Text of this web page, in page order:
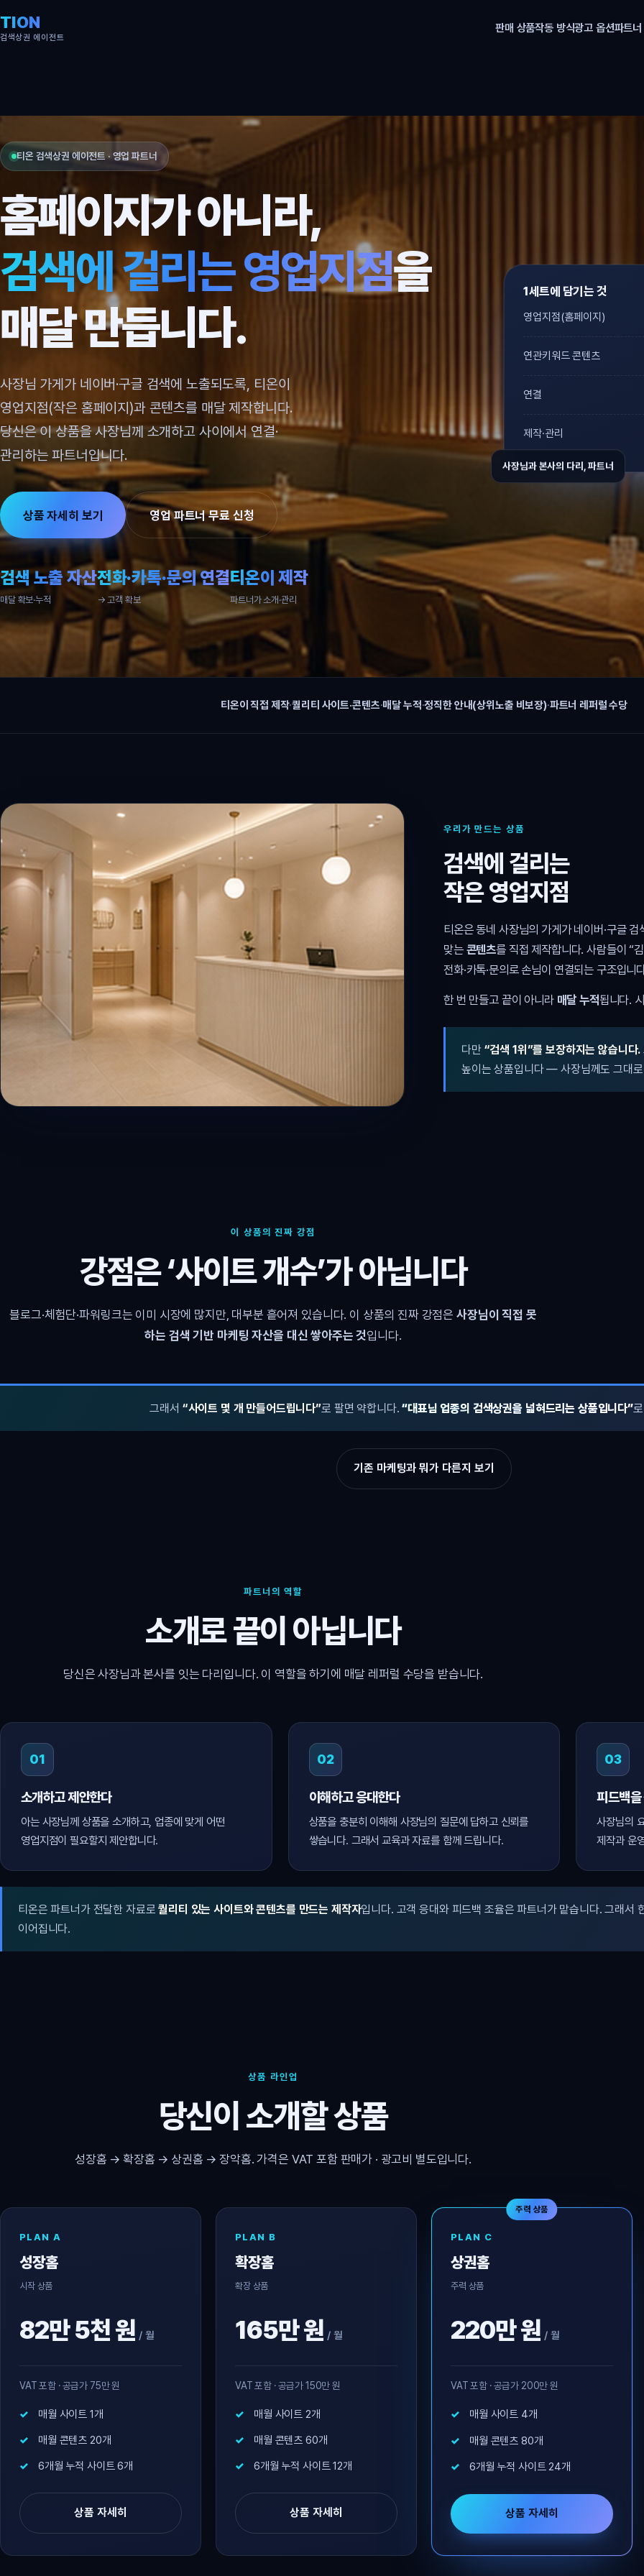
TION
검색상권 에이전트
판매 상품작동 방식광고 옵션파트
티온 검색상권 에이전트 · 영업 파트너
홈페이지가 아니라,
검색에 걸리는 영업지점을
매달 만듭니다.
사장님 가게가 네이버·구글 검색에 노출되도록, 티온이
영업지점(작은 홈페이지)과 콘텐츠를 매달 제작합니다.
당신은 이 상품을 사장님께 소개하고 사이에서 연결·
관리하는 파트너입니다.
상품 자세히 보기 영업 파트너 무료 신청
검색 노출 자산
매달 확보·누적
전화·카톡·문의 연결
→ 고객 확보
티온이 제작
파트너가 소개·관리
1세트에 담기는 것
영업지점(홈페이지)
연관키워드 콘텐츠
연결
제작·관리
사장님과 본사의 다리, 파트너
티온이 직접 제작·퀄리티 사이트·콘텐츠·매달 누적·정직한 안내(상위노출 비보장)·파트너 레퍼럴 수당
우리가 만드는 상품
검색에 걸리는
작은 영업지점
티온은 동네 사장님의 가게가 네이버·구글
맞는 콘텐츠를 직접 제작합니다. 사람들이 “
전화·카톡·문의로 손님이 연결되는 구조입니
한 번 만들고 끝이 아니라 매달 누적됩니다.
다만 “검색 1위”를 보장하지는 않습니다.
높이는 상품입니다 — 사장님께도 그대
이 상품의 진짜 강점
강점은 ‘사이트 개수’가 아닙니다
블로그·체험단·파워링크는 이미 시장에 많지만, 대부분 흩어져 있습니다. 이 상품의 진짜 강점은 사장님이 직접 못
하는 검색 기반 마케팅 자산을 대신 쌓아주는 것입니다.
그래서 “사이트 몇 개 만들어드립니다”로 팔면 약합니다.“대표님 업종의 검색상권을 넓혀드리는 상품입니다”
기존 마케팅과 뭐가 다른지 보기
파트너의 역할
소개로 끝이 아닙니다
당신은 사장님과 본사를 잇는 다리입니다. 이 역할을 하기에 매달 레퍼럴 수당을 받습니다.
01
소개하고 제안한다
아는 사장님께 상품을 소개하고, 업종에 맞게 어떤
영업지점이 필요할지 제안합니다.
02
이해하고 응대한다
상품을 충분히 이해해 사장님의 질문에 답하고 신뢰를
쌓습니다. 그래서 교육과 자료를 함께 드립니다.
03
피드백
사장님의
제작과 운
티온은 파트너가 전달한 자료로퀄리티 있는 사이트와 콘텐츠를 만드는 제작자입니다. 고객 응대와 피드백 조율은 파트너가 맡습니다. 그래서
이어집니다.
상품 라인업
당신이 소개할 상품
성장홈 → 확장홈 → 상권홈 → 장악홈. 가격은 VAT 포함 판매가 · 광고비 별도입니다.
PLAN A
성장홈
시작 상품
82만 5천 원 / 월
VAT 포함 · 공급가 75만 원
매월 사이트 1개
매월 콘텐츠 20개
6개월 누적 사이트 6개
상품 자세히
PLAN B
확장홈
확장 상품
165만 원 / 월
VAT 포함 · 공급가 150만 원
매월 사이트 2개
매월 콘텐츠 60개
6개월 누적 사이트 12개
상품 자세히
주력 상품
PLAN C
상권홈
주력 상품
220만 원 / 월
VAT 포함 · 공급가 200만 원
매월 사이트 4개
매월 콘텐츠 80개
6개월 누적 사이트 24개
상품 자세히